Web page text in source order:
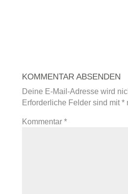
KOMMENTAR ABSENDEN
Deine E-Mail-Adresse wird
Erforderliche Felder sind mit *
Kommentar *